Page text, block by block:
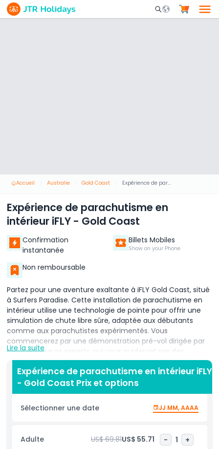
Mobile Search
Accueil Australie Gold Coast Expérience de parachutisme en intérieur iFLY - Gold Coast
Expérience de parachutisme en
intérieur iFLY - Gold Coast
Confirmation
instantanée
Billets Mobiles
Show on your Phone
Non remboursable
Partez pour une aventure exaltante à iFLY Gold Coast, situé
à Surfers Paradise. Cette installation de parachutisme en
intérieur utilise une technologie de pointe pour offrir une
simulation de chute libre sûre, adaptée aux débutants
comme aux parachutistes expérimentés. Vous
commencerez par une démonstration pré-vol dirigée par
des instructeurs experts, qui vous guideront par des
instructions personnalisées pendant que vous apprendrez à
voler à leurs côtés. Ressentez l'adrénaline du parachutisme
sans sauter d'un avion ! iFLY est parfait pour tous les âges
et tous les niveaux, offrant un environnement contrôlé où
vous pouvez vivre la sensation de la chute libre. Avec des
chambres de vol ultramodernes, vous serez soutenu à
intérieur. Que vous voliez pour la première fois ou que vous
soyez un parachutiste expérimenté, iFLY promet une
Lire la suite
Expérience de parachutisme en intérieur iFLY
- Gold Coast Prix et options
Sélectionner une date JJ MM, AAAA
Adulte US$ 69.81US$ 55.71 - 1 +